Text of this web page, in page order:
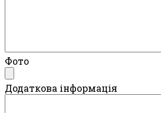
Фото
Додаткова інформація